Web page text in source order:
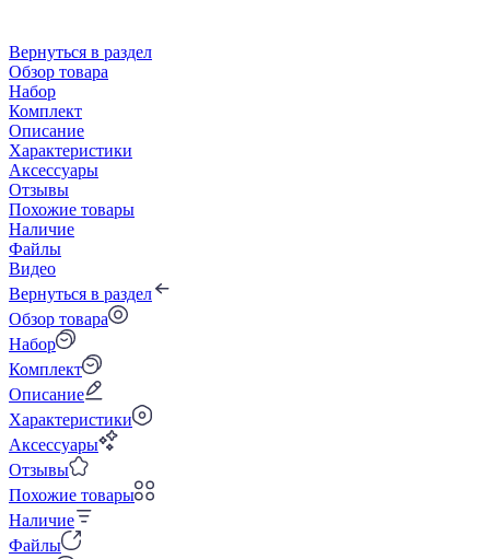
Вернуться в раздел
Обзор товара
Набор
Комплект
Описание
Характеристики
Аксессуары
Отзывы
Похожие товары
Наличие
Файлы
Видео
Вернуться в раздел
Обзор товара
Набор
Комплект
Описание
Характеристики
Аксессуары
Отзывы
Похожие товары
Наличие
Файлы